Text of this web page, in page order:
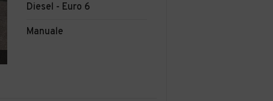
Diesel - Euro 6
Manuale